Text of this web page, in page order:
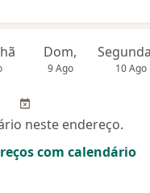
Dom,
9 Ago 10 Ago
neste endereço.
com calendário